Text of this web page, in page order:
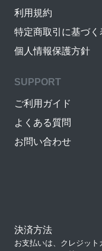
利用規約
特定商取引に基づく
個人情報保護方針
SUPPORT
ご利用ガイド
よくある質問
お問い合わせ
決済方法
お支払いは、クレジッ